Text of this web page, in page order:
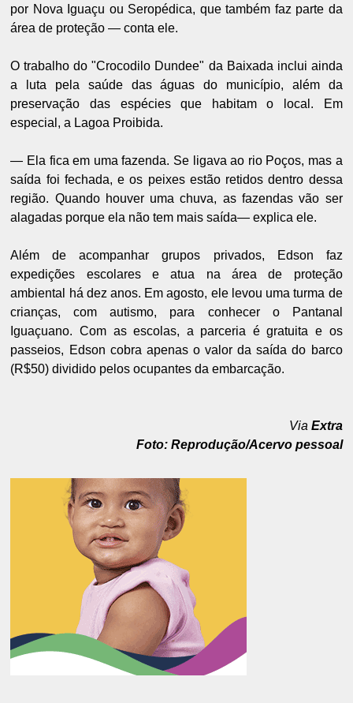
por Nova Iguaçu ou Seropédica, que também faz parte da
área de proteção — conta ele.
O trabalho do "Crocodilo Dundee" da Baixada inclui ainda
a luta pela saúde das águas do município, além da
preservação das espécies que habitam o local. Em
especial, a Lagoa Proibida.
— Ela fica em uma fazenda. Se ligava ao rio Poços, mas a
saída foi fechada, e os peixes estão retidos dentro dessa
região. Quando houver uma chuva, as fazendas vão ser
alagadas porque ela não tem mais saída— explica ele.
Além de acompanhar grupos privados, Edson faz
expedições escolares e atua na área de proteção
ambiental há dez anos. Em agosto, ele levou uma turma de
crianças, com autismo, para conhecer o Pantanal
Iguaçuano. Com as escolas, a parceria é gratuita e os
passeios, Edson cobra apenas o valor da saída do barco
(R$50) dividido pelos ocupantes da embarcação.
Via Extra
Foto: Reprodução/Acervo pessoal